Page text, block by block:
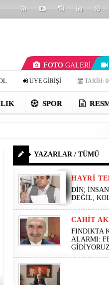
FOTO GALERİ
TARİH:
ÜYE GİRİŞİ
SPOR
YAZARLAR / TÜMÜ
HAYRI
DİN;
DEĞİL,
CAHIT
FINDIKTA
ALARMI: